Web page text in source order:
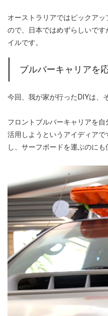
オーストラリアではピックア
ので、日本ではめずらしいで
イルです。
ブルバーキャリアを
今回、我が家が行ったDIYは、
フロントブルバーキャリアを
活用しようというアイディア
し、サーフボードを運ぶのにも